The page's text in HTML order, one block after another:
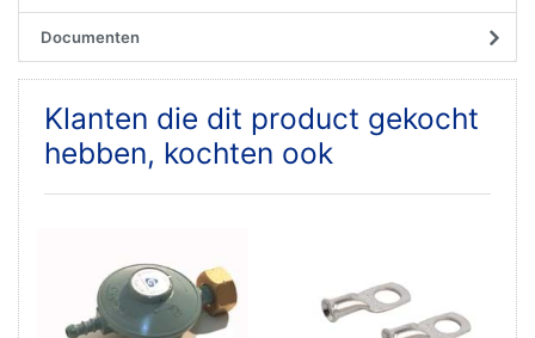
Documenten
Klanten die dit product gekocht
hebben, kochten ook